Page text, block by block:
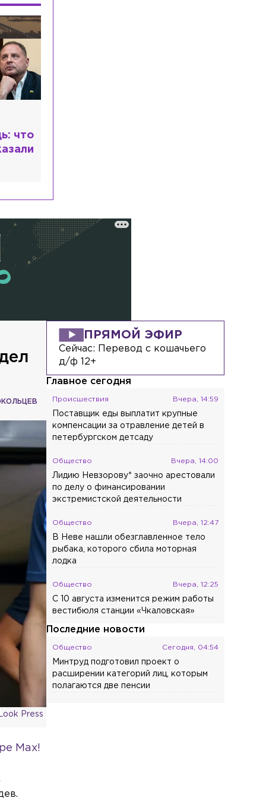
что
Press
Max!
ПРЯМОЙ ЭФИР
Сейчас:
Перевод с кошачьего
д/ф 12+
Главное сегодня
Происшествия Вчера, 14:59
Поставщик еды выплатит крупные
компенсации за отравление детей в
петербургском детсаду
Общество Вчера, 14:00
Лидию Невзорову* заочно арестовали
по делу о финансировании
экстремистской деятельности
Общество Вчера, 12:47
В Неве нашли обезглавленное тело
рыбака, которого сбила моторная
лодка
Общество Вчера, 12:25
С 10 августа изменится режим работы
вестибюля станции «Чкаловская»
Последние новости
Общество Сегодня, 04:54
Минтруд подготовил проект о
расширении категорий лиц, которым
полагаются две пенсии